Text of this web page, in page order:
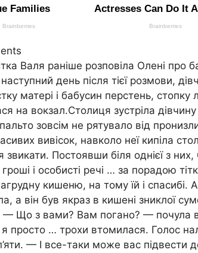
Валя раніше розповіла Олені
день після тієї розмови,
матері і бабусин перстень, стопку
на вокзал.Столиця зустріла
зовсім не рятувало від
вивісок, навколо неї кипіла
звикати. Постоявши біля однієї з
гроші і особисті речі … за порадою
кишеню, на тому їй і
а він був якраз в кишені зниклої
— Що з вами? Вам погано? — почула
просто … трохи втомилася. Голос
— І все-таки може вас підвести